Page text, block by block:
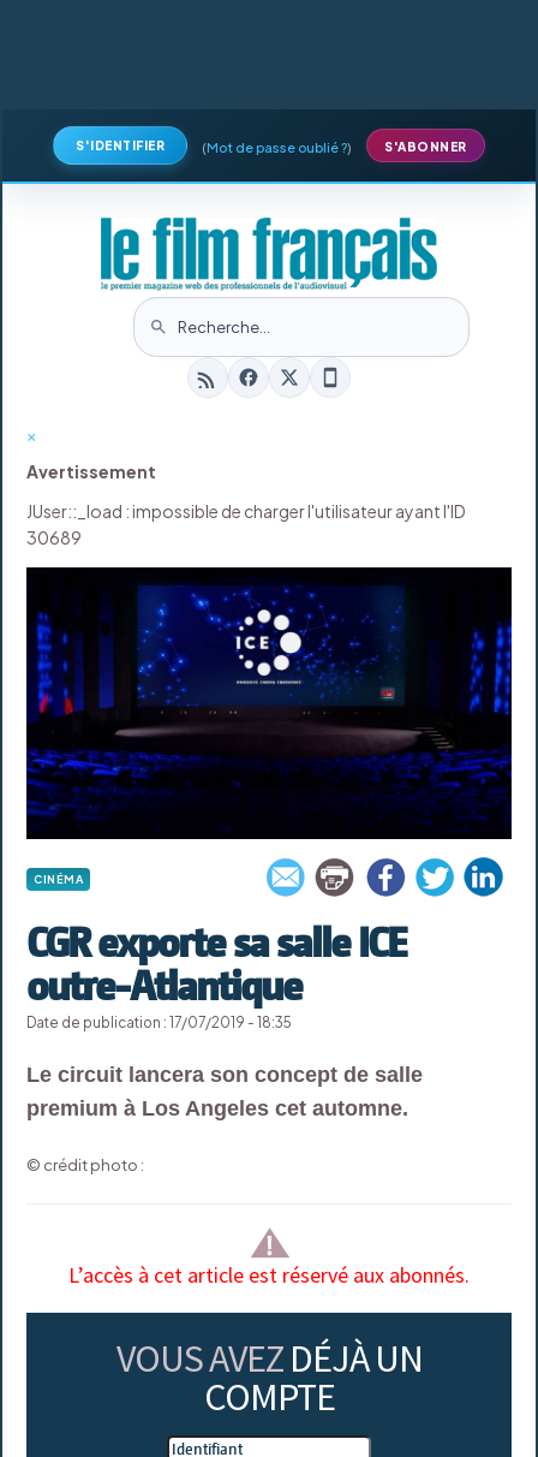
S'IDENTIFIER (Mot de passe oublié ?) S'ABONNER
×
Avertissement
JUser::_load : impossible de charger l'utilisateur ayant l'ID
30689
CINÉMA
CGR exporte sa salle ICE
outre-Atlantique
Date de publication : 17/07/2019 - 18:35
Le circuit lancera son concept de salle
premium à Los Angeles cet automne.
© crédit photo :
L’accès à cet article est réservé aux abonnés.
VOUS AVEZ DÉJÀ UN
COMPTE